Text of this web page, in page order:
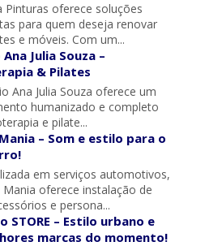
Pinturas oferece soluções
para quem deseja renovar
e móveis. Com um...
Julia Souza –
& Pilates
Ana Julia Souza oferece um
humanizado e completo
e pilate...
– Som e estilo para o
em serviços automotivos,
Mania oferece instalação de
e persona...
STORE – Estilo urbano e
marcas do momento!